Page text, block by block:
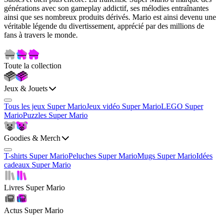
générations avec son gameplay addictif, ses mélodies entraînantes
ainsi que ses nombreux produits dérivés. Mario est ainsi devenu une
véritable légende du divertissement, apprécié par des millions de
fans à travers le monde.
Toute la collection
Jeux & Jouets
Tous les jeux Super MarioJeux vidéo Super MarioLEGO Super
MarioPuzzles Super Mario
Goodies & Merch
T-shirts Super MarioPeluches Super MarioMugs Super MarioIdées
cadeaux Super Mario
Livres Super Mario
Actus Super Mario